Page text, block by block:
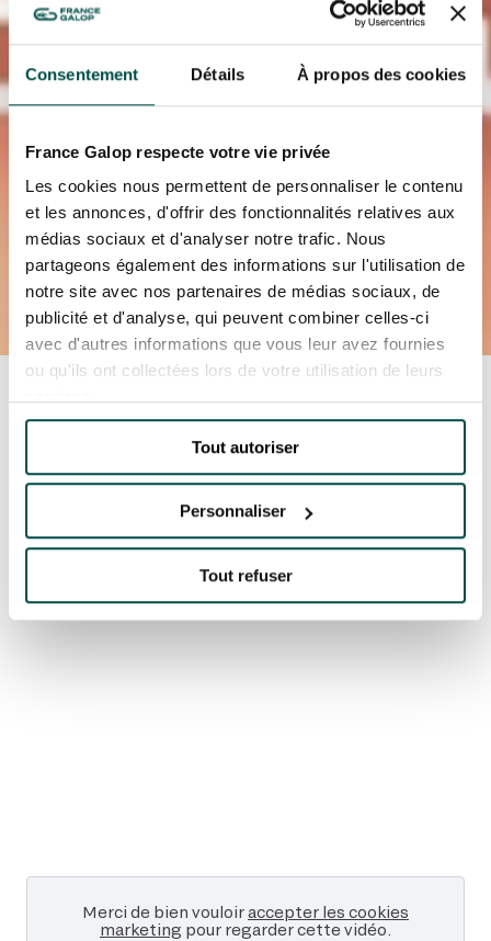
Consentement Détails À propos des cookies
France Galop respecte votre vie privée
Les cookies nous permettent de personnaliser le contenu
et les annonces, d'offrir des fonctionnalités relatives aux
médias sociaux et d'analyser notre trafic. Nous
partageons également des informations sur l'utilisation de
notre site avec nos partenaires de médias sociaux, de
publicité et d'analyse, qui peuvent combiner celles-ci
avec d'autres informations que vous leur avez fournies
ou qu'ils ont collectées lors de votre utilisation de leurs
Tout autoriser
Personnaliser
Tout refuser
Accueil Toutes les actualités
univers-
hippique
Championnat des jockeys : le
soutien aux associations caritatives !
CHAMPIONNAT DES
JOCKEYS : LE SOUTIEN
AUX ASSOCIATIONS
CARITATIVES !
Merci de bien vouloiraccepter les cookies
marketing pour regarder cette vidéo.